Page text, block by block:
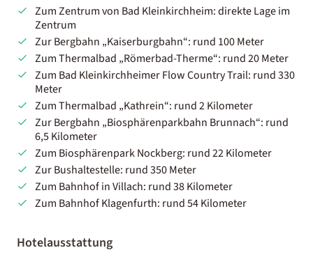
Zum Zentrum von Bad Kleinkirchheim: direkte Lage im
Zentrum
Zur Bergbahn „Kaiserburgbahn“: rund 100 Meter
Zum Thermalbad „Römerbad-Therme“: rund 20 Meter
Zum Bad Kleinkirchheimer Flow Country Trail: rund 330
Meter
Zum Thermalbad „Kathrein“: rund 2 Kilometer
Zur Bergbahn „Biosphärenparkbahn Brunnach“: rund
6,5 Kilometer
Zum Biosphärenpark Nockberg: rund 22 Kilometer
Zur Bushaltestelle: rund 350 Meter
Zum Bahnhof in Villach: rund 38 Kilometer
Zum Bahnhof Klagenfurth: rund 54 Kilometer
Hotelausstattung